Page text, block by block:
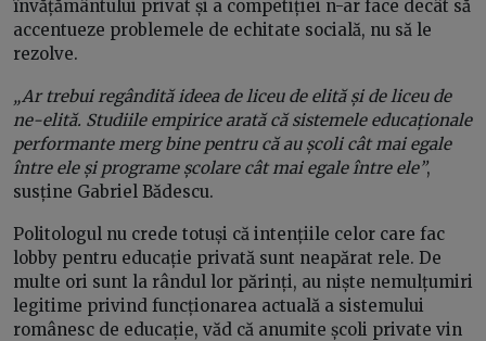
învățământului privat și a competiției n-ar face decât să
accentueze problemele de echitate socială, nu să le
rezolve.
„Ar trebui regândită ideea de liceu de elită și de liceu de
ne-elită. Studiile empirice arată că sistemele educaționale
performante merg bine pentru că au școli cât mai egale
între ele și programe școlare cât mai egale între ele”,
susține Gabriel Bădescu.
Politologul nu crede totuși că intențiile celor care fac
lobby pentru educație privată sunt neapărat rele. De
multe ori sunt la rândul lor părinți, au niște nemulțumiri
legitime privind funcționarea actuală a sistemului
românesc de educație, văd că anumite școli private vin